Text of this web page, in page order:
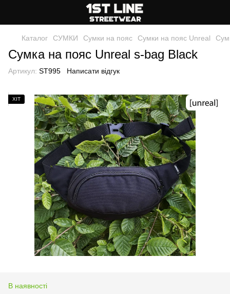
Каталог СУМКИ Сумки на пояс Сумки на пояс Unreal
Сумка на пояс Unreal s-bag Black
Артикул: ST995 Написати відгук
ХІТ
В наявності